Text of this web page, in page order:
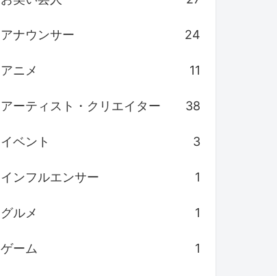
アナウンサー 24
アニメ 11
アーティスト・クリエイター 38
イベント 3
インフルエンサー 1
グルメ 1
ゲーム 1